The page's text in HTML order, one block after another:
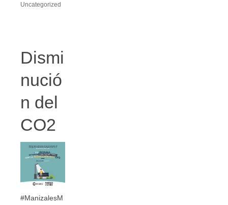
Uncategorized
Dismi
nució
n del
CO2
#ManizalesM